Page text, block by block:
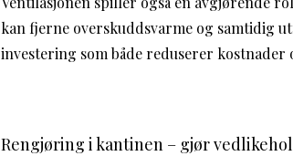
kan fjerne overskuddsvarme og samtidig
investering som både reduserer kostnader
Rengjøring i kantinen – gjør